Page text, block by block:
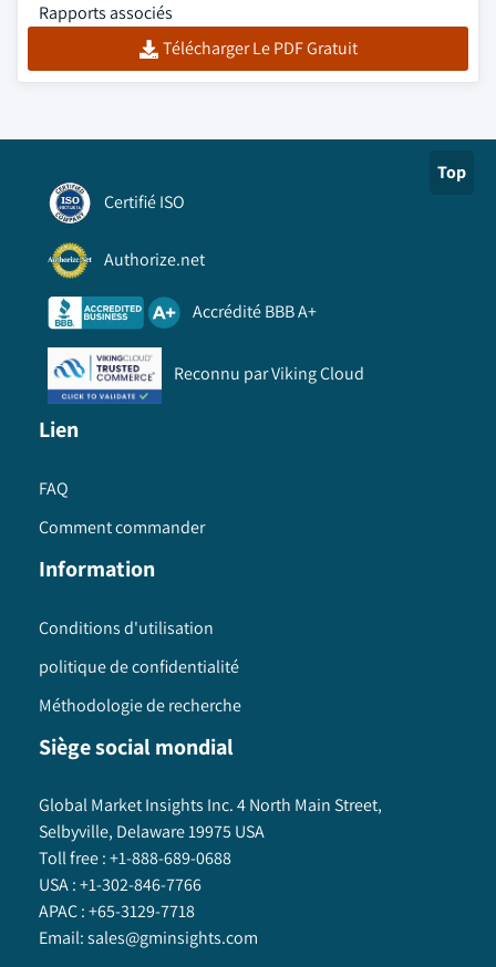
Rapports associés
Télécharger Le PDF Gratuit
Top
Certifié ISO
Authorize.net
Accrédité BBB A+
Reconnu par Viking Cloud
Lien
FAQ
Comment commander
Information
Conditions d'utilisation
politique de confidentialité
Méthodologie de recherche
Siège social mondial
Global Market Insights Inc. 4 North Main Street,
Selbyville, Delaware 19975 USA
Toll free :+1-888-689-0688
USA :+1-302-846-7766
APAC :+65-3129-7718
Email:sales@gminsights.com